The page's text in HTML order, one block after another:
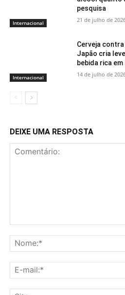
Internacional
pesquisa
21 de julho de
Internacional
Cerveja
Japão cria
bebida rica
14 de julho de
DEIXE UMA RESPOSTA